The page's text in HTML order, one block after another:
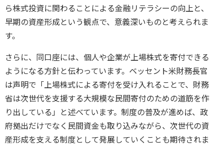
ら株式投資に関わることによる金融リテラシーの向上と、
早期の資産形成という観点で、意義深いものと考えられま
す。
さらに、同口座には、個人や企業が上場株式を寄付できる
ようになる方針と伝わっています。ベッセント米財務長官
は声明で「上場株式による寄付を受け入れることで、財務
省は次世代を支援する大規模な民間寄付のための道筋を作
り出している」と述べています。制度の普及が進めば、政
府拠出だけでなく民間資金も取り込みながら、次世代の資
産形成を支える制度として発展していくことも期待されま